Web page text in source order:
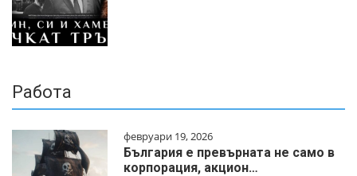
Работа
февруари 19, 2026
България е превърната не само в
корпорация, акцион…